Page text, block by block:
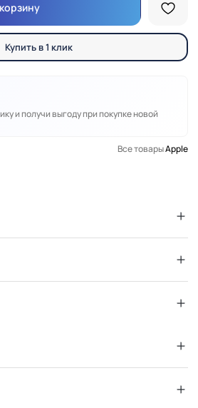
Купить в 1 клик
и получи выгоду при покупке новой
Все товарыApple